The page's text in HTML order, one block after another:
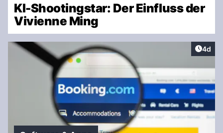
KI-Shootingstar: Der Einfluss der
Vivienne Ming
4d